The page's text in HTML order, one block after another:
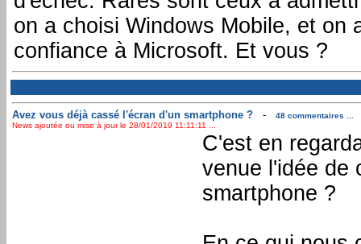
on a choisi Windows Mobile, et on
confiance à Microsoft. Et vous ?
Avez vous déjà cassé l'écran d'un smartphone ? -
48 commentaires ...
News ajoutée ou mise à jour le 28/01/2019 11:11:11 ...
C'est en
venue l'idée de
smartphone ?